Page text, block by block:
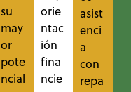
su
may
or
pote
ncial
orie
ntac
ión
fina
ncie
asist
enci
a
con
repa